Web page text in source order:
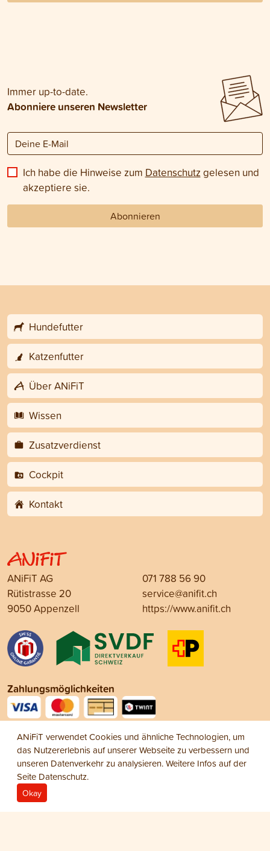
Immer up-to-date.
Abonniere unseren Newsletter
Ich habe die Hinweise zum Datenschutz gelesen und
akzeptiere sie.
Abonnieren
Hundefutter
Katzenfutter
Über ANiFiT
Wissen
Zusatzverdienst
Cockpit
Kontakt
ANiFiT AG
Rütistrasse 20
9050 Appenzell
071 788 56 90
service@anifit.ch
https://www.anifit.ch
Zahlungsmöglichkeiten
Social Media
Impressum Datenschutz AGB © 2026 ANiFiT AG
ANiFiT verwendet Cookies und ähnliche Technologien, um
das Nutzererlebnis auf unserer Webseite zu verbessern und
unseren Datenverkehr zu analysieren. Weitere Infos auf der
Seite Datenschutz.
Okay